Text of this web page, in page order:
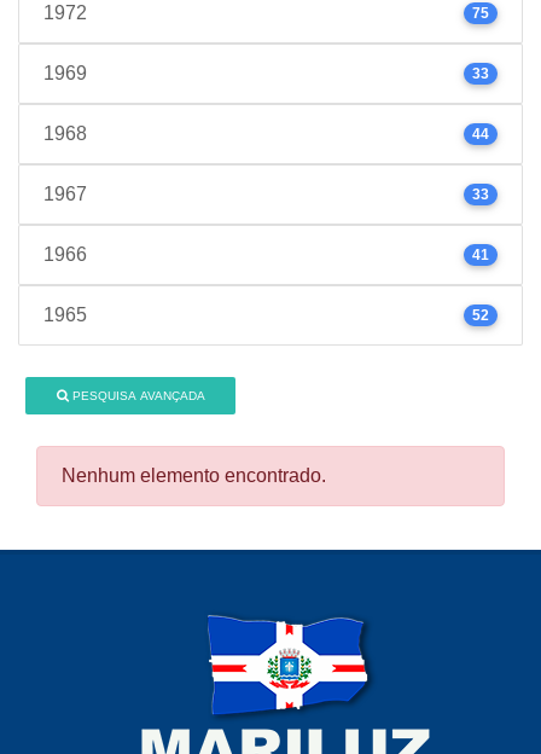
1972 75
1969 33
1968 44
1967 33
1966 41
1965 52
PESQUISA AVANÇADA
Nenhum elemento encontrado.